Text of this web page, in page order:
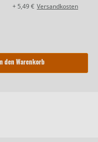
+ 5,49 € Versandkosten
In den Warenkorb